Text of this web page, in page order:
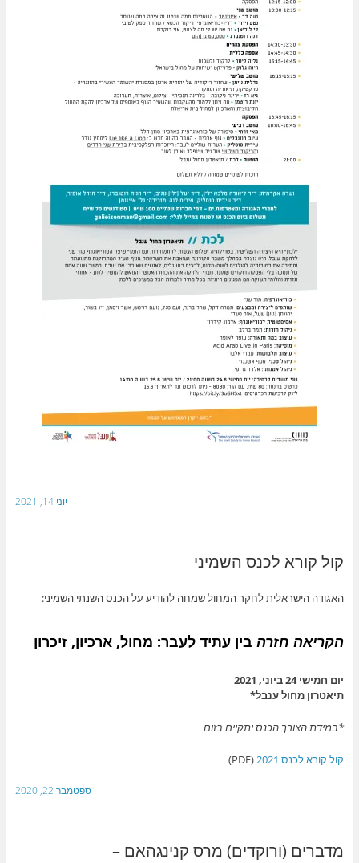
יוני 14, 2021
קול קורא לכנס השמיני
האגודה הישראלית לחקר המחול שמחה להודיע על הכנס השנתי השמיני:
הקריאה חזרה בין עתיד לעבר: מחול, ארכיון, זיכרון
יום חמישי 24 ביוני, 2021
תיאטרון מחול ענבל*
*במידת הצורך הכנס יתקיים בזום
קול קורא לכנס 2021 (PDF)
ספטמבר 22, 2020
מדברים (ורוקדים) מרס קנינגהאם –